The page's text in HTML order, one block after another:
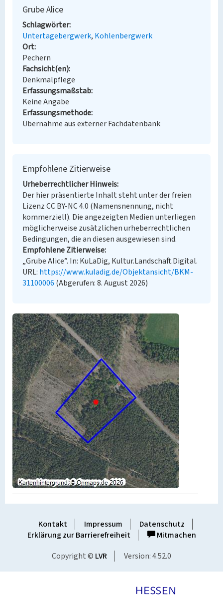
Grube Alice
Schlagwörter
Untertagebergwerk Kohlenbergwerk
Ort
Pechern
Fachsicht(en)
Denkmalpflege
Erfassungsmaßstab
Keine Angabe
Erfassungsmethode
Übernahme aus externer Fachdatenbank
Empfohlene Zitierweise
Urheberrechtlicher Hinweis
Der hier präsentierte Inhalt steht unter der freien
Lizenz CC BY-NC 4.0 (Namensnennung, nicht
kommerziell). Die angezeigten Medien unterliegen
möglicherweise zusätzlichen urheberrechtlichen
Bedingungen, die an diesen ausgewiesen sind.
Empfohlene Zitierweise
„Grube Alice”. In: KuLaDig, Kultur.Landschaft.Digital.
URL: https://www.kuladig.de/Objektansicht/BKM-
31100006 (Abgerufen: 8. August 2026)
Kontakt Impressum
Datenschutz
Erklärung zur Barrierefreiheit
Mitmachen
Copyright © LVR Version: 4.52.0